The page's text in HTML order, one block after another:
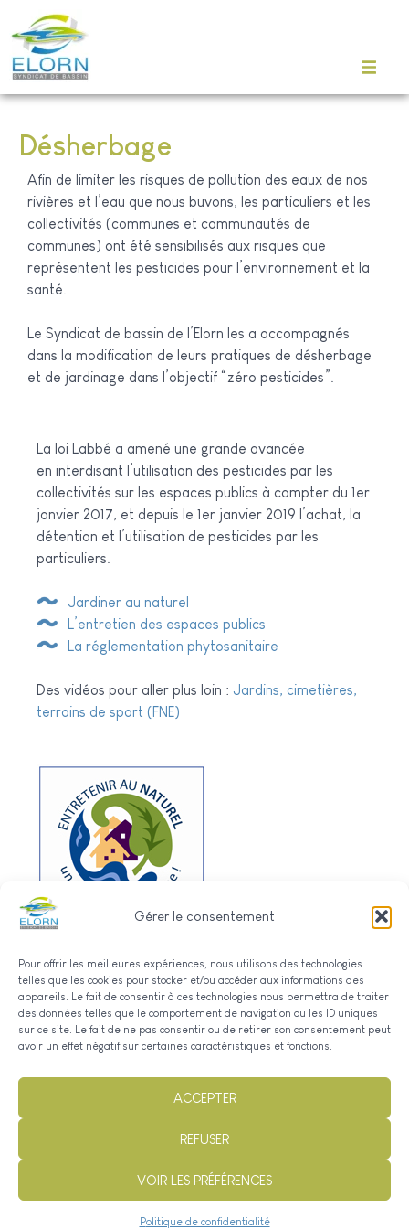
Gérer le consentement
Pour offrir les meilleures expériences, nous utilisons des technologies
telles que les cookies pour stocker et/ou accéder aux informations des
appareils. Le fait de consentir à ces technologies nous permettra de traiter
des données telles que le comportement de navigation ou les ID uniques
sur ce site. Le fait de ne pas consentir ou de retirer son consentement peut
avoir un effet négatif sur certaines caractéristiques et fonctions.
ACCEPTER
REFUSER
VOIR LES PRÉFÉRENCES
Politique de confidentialité
Désherbage
Afin de limiter les risques de pollution des eaux de nos
rivières et l’eau que nous buvons, les particuliers et les
collectivités (communes et communautés de
communes) ont été sensibilisés aux risques que
représentent les pesticides pour l’environnement et la
santé.
Le Syndicat de bassin de l’Elorn les a accompagnés
dans la modification de leurs pratiques de désherbage
et de jardinage dans l’objectif “zéro pesticides”.
La loi Labbé a amené une grande avancée
en interdisant l’utilisation des pesticides par les
collectivités sur les espaces publics à compter du 1er
janvier 2017, et depuis le 1er janvier 2019 l’achat, la
détention et l’utilisation de pesticides par les
particuliers.
Jardiner au naturel
L’entretien des espaces publics
La réglementation phytosanitaire
Des vidéos pour aller plus loin : Jardins, cimetières,
terrains de sport (FNE)
© 2025 – Syndicat de Bassin de l’Elorn, tous droits réservés |
Mentions Légales
Réalisé par Permagile